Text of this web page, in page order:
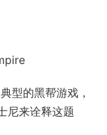
型的黑帮游戏，
尼来诠释这题